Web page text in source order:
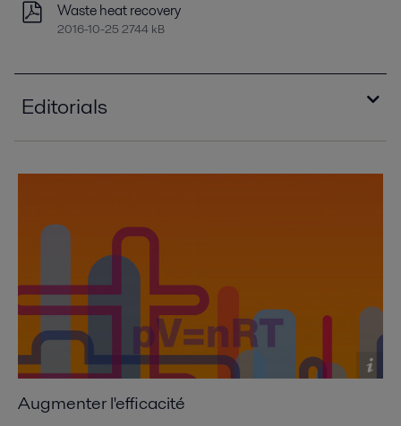
Waste heat recovery
2016-10-25 2744 kB
Editorials
2016-10-25 1132 kB
Compact heat exchangers improving heat
recovery
2016-10-25 2070 kB
Exchanging ideas
2016-10-25 282 kB
Expanding the envelope
2016-10-25 652 kB
Shift to compact heat exchangers
Augmenter l'efficacité